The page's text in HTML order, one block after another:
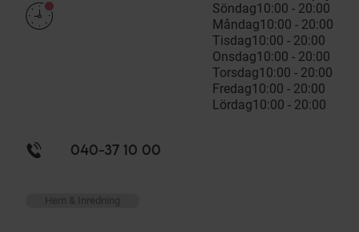
Söndag10:00 - 20:00
Måndag10:00 - 20:00
Tisdag10:00 - 20:00
Onsdag10:00 - 20:00
Torsdag10:00 - 20:00
Fredag10:00 - 20:00
Lördag10:00 - 20:00
040-37 10 00
Hem & Inredning